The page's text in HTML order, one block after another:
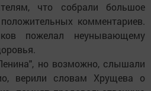
что собрали большое
комментариев.
пожелал неунывающему
но возможно, слышали
верили словам Хрущева о